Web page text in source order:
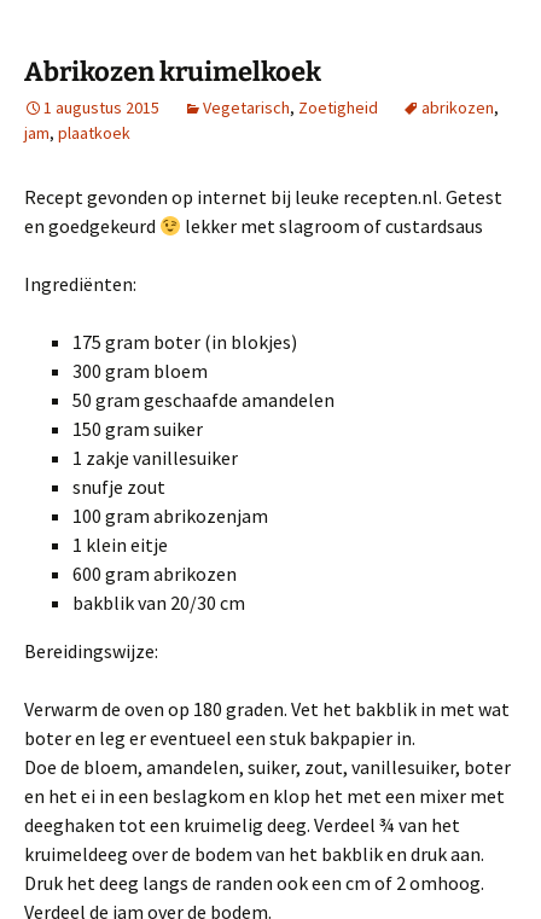
Abrikozen kruimelkoek
1 augustus 2015 Vegetarisch, Zoetigheid abrikozen,
jam, plaatkoek
Recept gevonden op internet bij leuke recepten.nl. Getest
en goedgekeurd
lekker met slagroom of custardsaus
Ingrediënten:
175 gram boter (in blokjes)
300 gram bloem
50 gram geschaafde amandelen
150 gram suiker
1 zakje vanillesuiker
snufje zout
100 gram abrikozenjam
1 klein eitje
600 gram abrikozen
bakblik van 20/30 cm
Bereidingswijze:
Verwarm de oven op 180 graden. Vet het bakblik in met wat
boter en leg er eventueel een stuk bakpapier in.
Doe de bloem, amandelen, suiker, zout, vanillesuiker, boter
en het ei in een beslagkom en klop het met een mixer met
deeghaken tot een kruimelig deeg. Verdeel ¾ van het
kruimeldeeg over de bodem van het bakblik en druk aan.
Druk het deeg langs de randen ook een cm of 2 omhoog.
Verdeel de jam over de bodem.